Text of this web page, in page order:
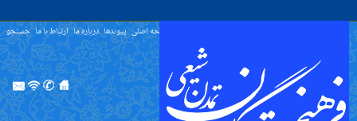
صفحه اصلی پیوندها درباره ما ارتباط با ما جستجو